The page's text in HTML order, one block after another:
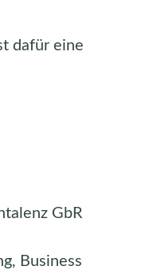
dafür eine
GbR
Business